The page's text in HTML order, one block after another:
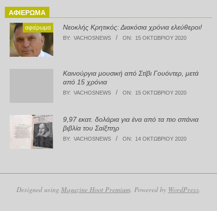
ΑΦΙΈΡΩΜΑ
αφιέρωμα Νεοκλής Κρητικός: Διακόσια χρόνια ελεύθεροι!
BY: VACHOSNEWS ON: 15 ΟΚΤΩΒΡΊΟΥ 2020
Καινούργια μουσική από Στίβι Γουόντερ, μετά
από 15 χρόνια
BY: VACHOSNEWS ON: 15 ΟΚΤΩΒΡΊΟΥ 2020
9,97 εκατ. δολάρια για ένα από τα πιο σπάνια
βιβλία του Σαίξπηρ
BY: VACHOSNEWS ON: 14 ΟΚΤΩΒΡΊΟΥ 2020
Designed using Magazine Hoot Premium. Powered by WordPress.